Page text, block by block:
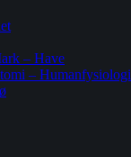
– Have
– Humanfysiologi